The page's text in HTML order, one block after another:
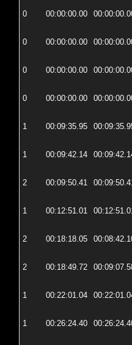
0 00:00:00.00
0 00:00:00.00
0 00:00:00.00
0 00:00:00.00
1 00:09:35.95
1 00:09:42.14
2 00:09:50.41
1 00:12:51.01
2 00:18:18.05
2 00:18:49.72
1 00:22:01.04
1 00:26:24.40